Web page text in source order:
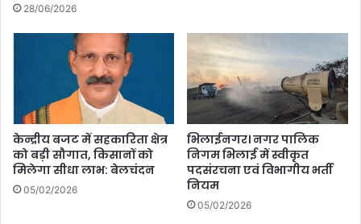
28/06/2026
केन्द्रीय बजट में सहकारिता क्षेत्र
को बड़ी सौगात, किसानों को
मिलेगा सीधा लाभ: बेलचंदन
05/02/2026
भिलाईनगर। नगर पालिक
निगम भिलाई में स्वीकृत
पदसंरचना एवं विभागीय भर्ती
नियम
05/02/2026